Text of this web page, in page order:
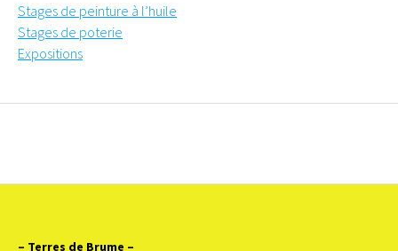
Stages de peinture à l’huile
Stages de poterie
Expositions
– Terres de Brume –